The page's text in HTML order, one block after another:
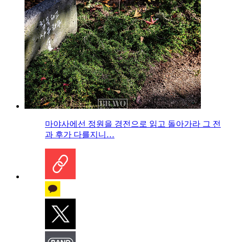
마야사에선 정원을 경전으로 읽고 돌아가라 그 전
과 후가 다를지니…